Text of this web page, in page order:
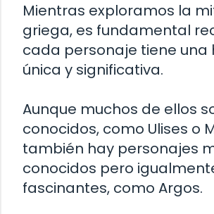
Mientras exploramos la
griega, es fundamental
cada personaje tiene una
única y significativa.
Aunque muchos de ellos
conocidos, como Ulises o
también hay personajes
conocidos pero
fascinantes, como Argos.